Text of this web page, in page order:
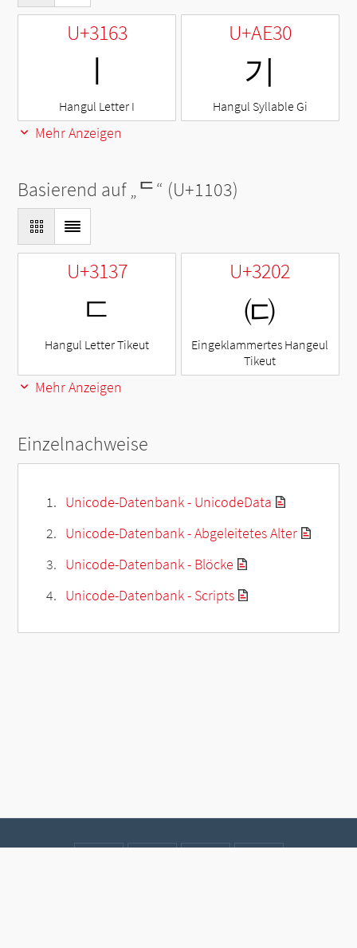
U+3163
ㅣ
Hangul Letter I
U+AE30
기
Hangul Syllable Gi
Mehr Anzeigen
Basierend auf „ᄃ“ (U+1103)
U+3137
ㄷ
Hangul Letter Tikeut
U+3202
㈂
Eingeklammertes Hangeul
Tikeut
Mehr Anzeigen
Einzelnachweise
Unicode-Datenbank - UnicodeData
Unicode-Datenbank - Abgeleitetes Alter
Unicode-Datenbank - Blöcke
Unicode-Datenbank - Scripts